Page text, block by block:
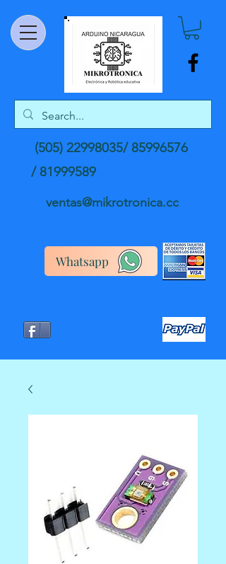
(505) 22998035/85996576
/81999589
ventas@mikrotronica.cc
Whatsapp